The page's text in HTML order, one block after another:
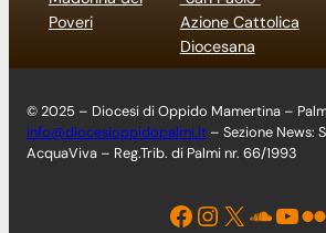
Poveri
Azione Cattolica
Diocesana
© 2025 – Diocesi di Oppido Mamertina –
info@diocesioppidopalmi.it – Sezione News:
AcquaViva – Reg.Trib. di Palmi nr. 66/1993
Facebook Instagram X Soundcloud YouTube Flickr